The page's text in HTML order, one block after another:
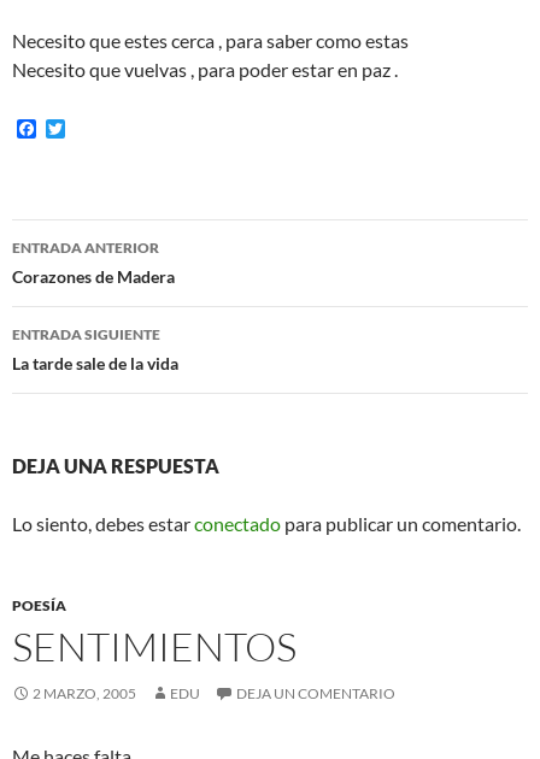
Necesito que estes cerca , para saber como estas
Necesito que vuelvas , para poder estar en paz .
F
o
o
e
r
Navegación
de
entradas
ENTRADA ANTERIOR
Corazones de Madera
ENTRADA SIGUIENTE
La tarde sale de la vida
DEJA UNA RESPUESTA
Lo siento, debes estarconectado para publicar un comentario.
POESÍA
SENTIMIENTOS
2 MARZO, 2005 EDU DEJA UN COMENTARIO